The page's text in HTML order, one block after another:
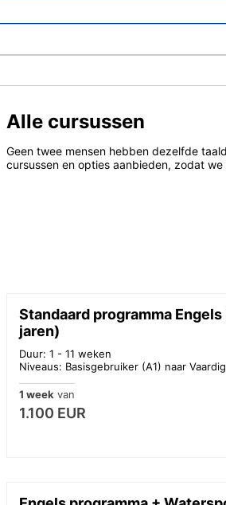
Alle cursussen
Geen twee mensen hebben dezelfde
cursussen en opties aanbieden, zodat
Standaard programma
jaren)
Duur: 1 - 11 weken
Niveaus: Basisgebruiker (A1) naar
1 week van
1.100 EUR